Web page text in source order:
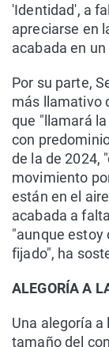
'Identidad', a
apreciarse en
acabada en
Por su parte,
más llamativo
que "llamará
con
de la de 2024,
movimiento
están en el
acabada a
"aunque estoy
fijado", ha
ALEGORÍA A
Una alegoría a
tamaño del